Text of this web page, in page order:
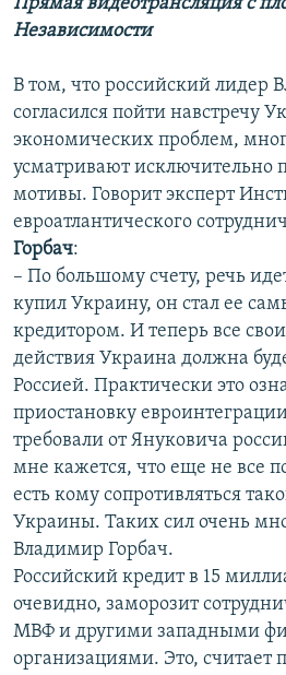
Прямая видеотрансляция с
Независимости
В том, что российский лидер
согласился пойти навстречу
экономических проблем,
усматривают исключительно
мотивы. Говорит эксперт
евроатлантического
Горбач:
– По большому счету, речь
купил Украину, он стал ее
кредитором. И теперь все
действия Украина должна
Россией. Практически это
приостановку
требовали от Януковича
мне кажется, что еще не все
есть кому сопротивляться
Украины. Таких сил очень
Владимир Горбач.
Российский кредит в 15
очевидно, заморозит
МВФ и другими западными
организациями. Это, считает